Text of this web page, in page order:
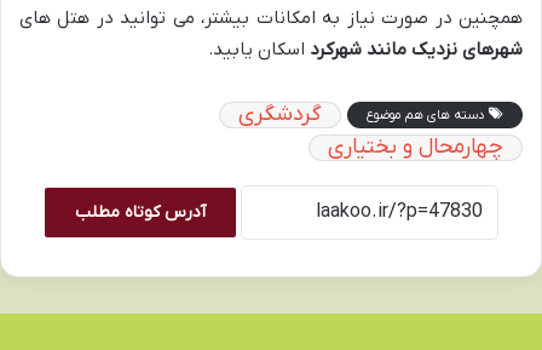
همچنین در صورت نیاز به امکانات بیشتر، می توانید در هتل های
شهرهای نزدیک مانند شهرکرد اسکان یابید.
دسته های هم موضوع
گردشگری
چهارمحال و بختیاری
آدرس کوتاه مطلب